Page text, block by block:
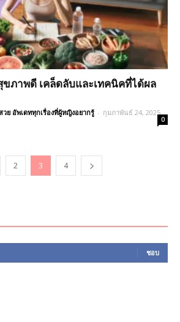
ภาพดี เคล็ดลับและเทคนิคที่ได้ผล
ย อัพเดททุกเรื่องที่ผู้หญิงอยากรู้ - กุมภาพันธ์ 24, 2025
0
2 3 4
ชอบ